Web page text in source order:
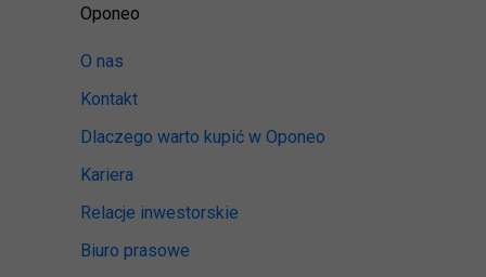
Oponeo
O nas
Kontakt
Dlaczego warto kupić w Oponeo
Kariera
Relacje inwestorskie
Biuro prasowe